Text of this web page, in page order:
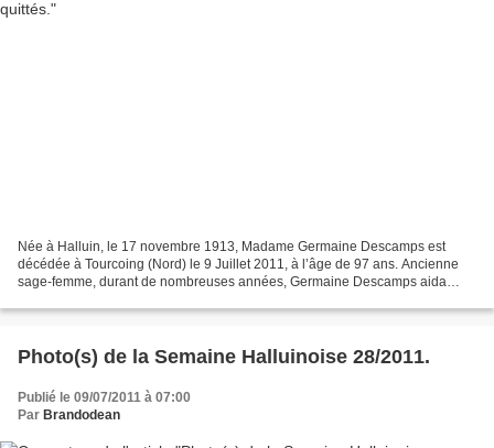
Née à Halluin, le 17 novembre 1913, Madame Germaine Descamps est
décédée à Tourcoing (Nord) le 9 Juillet 2011, à l’âge de 97 ans. Ancienne
sage-femme, durant de nombreuses années, Germaine Descamps aida
Photo(s) de la Semaine Halluinoise 28/2011.
Publié le 09/07/2011 à 07:00
Par Brandodean